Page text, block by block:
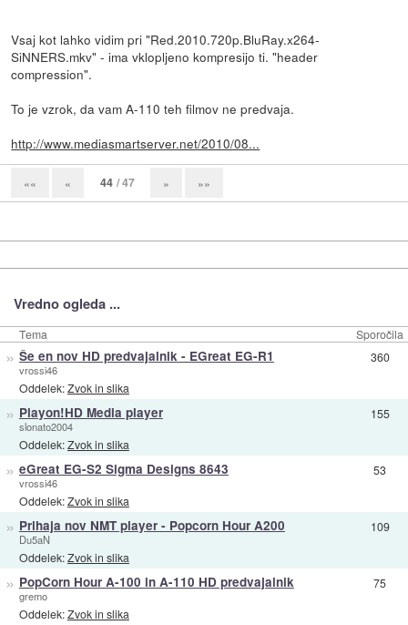
Vsaj kot lahko vidim pri "Red.2010.720p.BluRay.x264-
SiNNERS.mkv" - ima vklopljeno kompresijo ti. "header
compression".
To je vzrok, da vam A-110 teh filmov ne predvaja.
http://www.mediasmartserver.net/2010/08...
«« « 44 / 47 » »»
Vredno ogleda ...
Tema Sporočila
» Še en nov HD predvajalnik - EGreat EG-R1
vrossi46
Oddelek:Zvok in slika
360
» Playon!HD Media player
slonato2004
Oddelek:Zvok in slika
155
» eGreat EG-S2 Sigma Designs 8643
vrossi46
Oddelek:Zvok in slika
53
» Prihaja nov NMT player - Popcorn Hour A200
Du5aN
Oddelek:Zvok in slika
109
» PopCorn Hour A-100 in A-110 HD predvajalnik
gremo
Oddelek:Zvok in slika
75